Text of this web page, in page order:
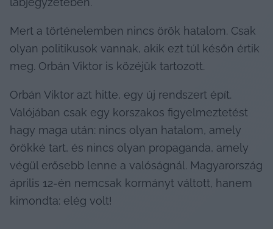
Mert a történelemben nincs örök hatalom. Csak
olyan politikusok vannak, akik ezt túl későn értik
meg. Orbán Viktor is közéjük tartozott.
Orbán Viktor azt hitte, egy új rendszert épít.
Valójában csak egy korszakos figyelmeztetést
hagy maga után: nincs olyan hatalom, amely
örökké tart, és nincs olyan propaganda, amely
végül erősebb lenne a valóságnál. Magyarország
április 12-én nemcsak kormányt váltott, hanem
kimondta: elég volt!